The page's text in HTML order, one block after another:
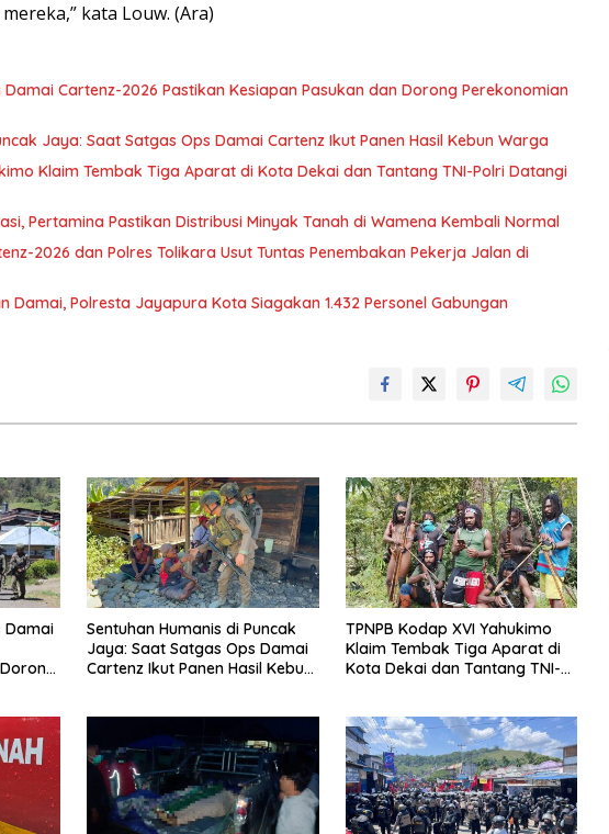
kata Louw. (Ara)
Cartenz-2026 Pastikan Kesiapan Pasukan dan Dorong Perekonomian
Jaya: Saat Satgas Ops Damai Cartenz Ikut Panen Hasil Kebun Warga
Klaim Tembak Tiga Aparat di Kota Dekai dan Tantang TNI-Polri Datangi
Pertamina Pastikan Distribusi Minyak Tanah di Wamena Kembali Normal
2026 dan Polres Tolikara Usut Tuntas Penembakan Pekerja Jalan di
Damai, Polresta Jayapura Kota Siagakan 1.432 Personel Gabungan
Damai
Sentuhan Humanis di Puncak
Jaya: Saat Satgas Ops Damai
Cartenz Ikut Panen Hasil Kebun
TPNPB Kodap XVI Yahukimo
Klaim Tembak Tiga Aparat di
Kota Dekai dan Tantang TNI-